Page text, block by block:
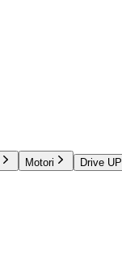
Motori Drive UP